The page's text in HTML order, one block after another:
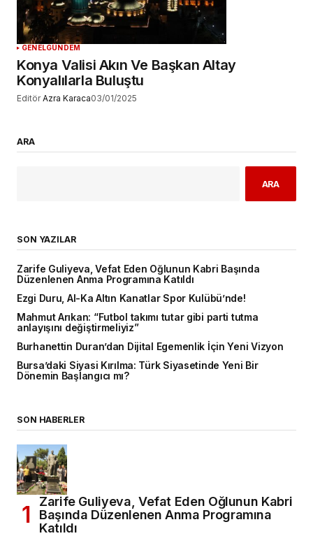
GENELGÜNDEM
Konya Valisi Akın Ve Başkan Altay
Konyalılarla Buluştu
Editör Azra Karaca03/01/2025
ARA
ARA
SON YAZILAR
Zarife Guliyeva, Vefat Eden Oğlunun Kabri Başında
Düzenlenen Anma Programına Katıldı
Ezgi Duru, Al-Ka Altın Kanatlar Spor Kulübü’nde!
Mahmut Arıkan: “Futbol takımı tutar gibi parti tutma
anlayışını değiştirmeliyiz”
Burhanettin Duran’dan Dijital Egemenlik İçin Yeni Vizyon
Bursa’daki Siyasi Kırılma: Türk Siyasetinde Yeni Bir
Dönemin Başlangıcı mı?
SON HABERLER
Zarife Guliyeva, Vefat Eden Oğlunun Kabri
Başında Düzenlenen Anma Programına
Katıldı